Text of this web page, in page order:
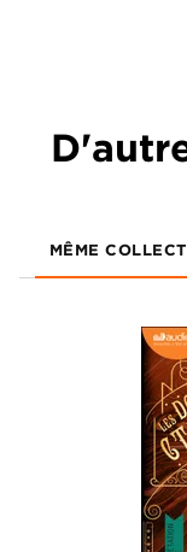
MÊME